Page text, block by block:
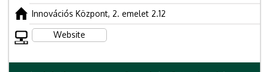
Innovációs Központ, 2. emelet 2.12
Website